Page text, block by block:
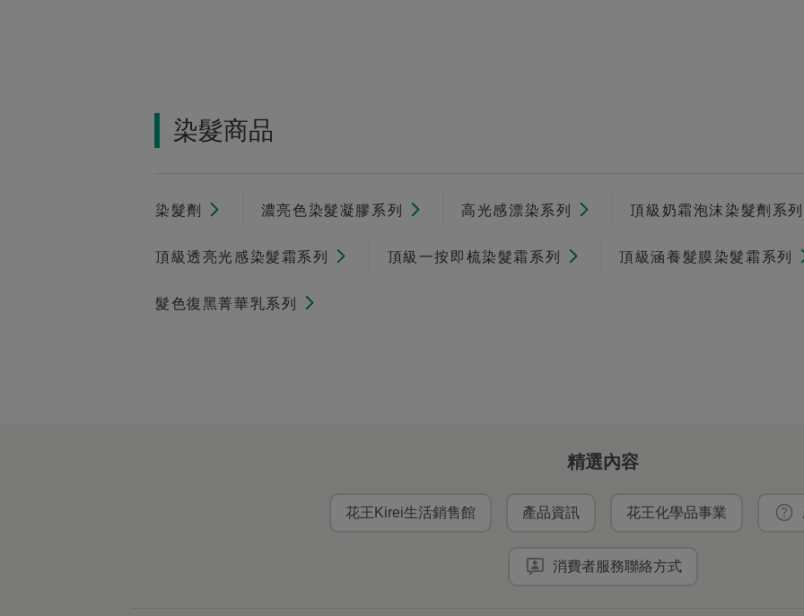
染髮商品
染髮劑 濃亮色染髮凝膠系列 高光感漂染系列 頂級奶霜泡沫染髮劑系列
頂級透亮光感染髮霜系列 頂級一按即梳染髮霜系列 頂級涵養髮膜染髮霜系列
髮色復黑菁華乳系列
精選內容
花王Kirei生活銷售館 產品資訊 花王化學品事業
消費者服務聯絡方式